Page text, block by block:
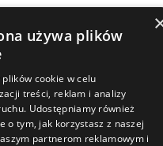
Szkolenia
Kontakt
Gdzie
używa plików
plików cookie w celu
treści, reklam i analizy
Udostępniamy również
o tym, jak korzystasz z naszej
partnerom reklamowym i